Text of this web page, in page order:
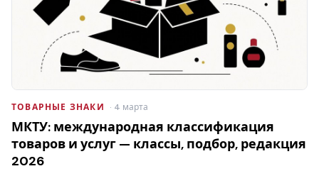
ТОВАРНЫЕ ЗНАКИ · 4 марта
МКТУ: международная классификация
товаров и услуг — классы, подбор, редакция
2026